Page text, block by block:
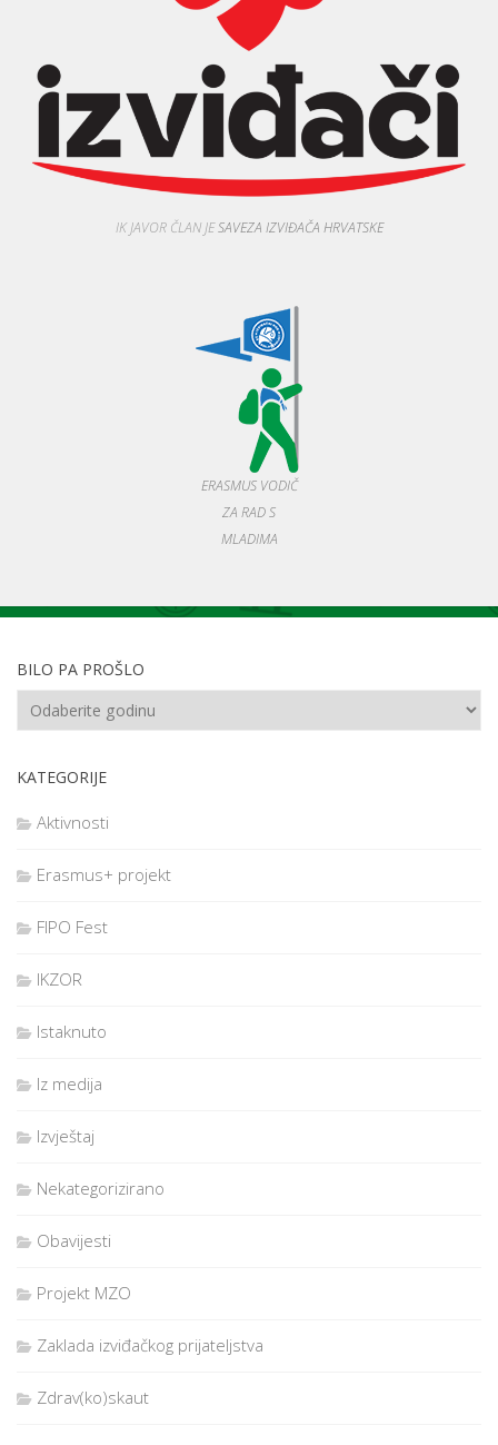
IK JAVOR ČLAN JESAVEZA IZVIĐAČA HRVATSKE
ERASMUS VODIČ
ZA RAD S
MLADIMA
BILO PA PROŠLO
KATEGORIJE
Aktivnosti
Erasmus+ projekt
FIPO Fest
IKZOR
Istaknuto
Iz medija
Izvještaj
Nekategorizirano
Obavijesti
Projekt MZO
Zaklada izviđačkog prijateljstva
Zdrav(ko)skaut